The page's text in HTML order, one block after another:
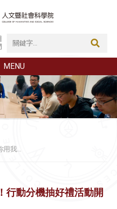
MENU
【資訊處】你用我送！行動分機抽好禮活動開跑囉！
行動分機抽好禮活動開